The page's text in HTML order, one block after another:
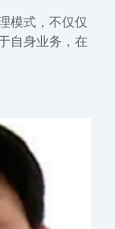
模式，不仅仅
自身业务，在